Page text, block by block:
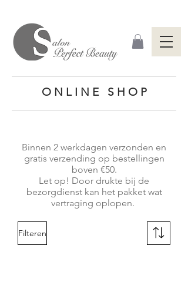
O N L I N E S H O P
Binnen 2 werkdagen verzonden en
gratis verzending op bestellingen
boven €50.
Let op! Door drukte bij de
bezorgdienst kan het pakket wat
vertraging oplopen.
Filteren